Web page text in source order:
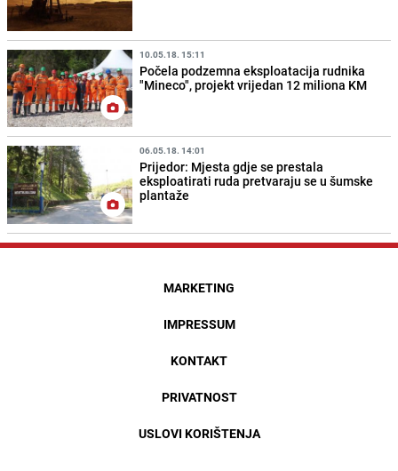
10.05.18. 15:11
Počela podzemna eksploatacija rudnika
"Mineco", projekt vrijedan 12 miliona KM
06.05.18. 14:01
Prijedor: Mjesta gdje se prestala
eksploatirati ruda pretvaraju se u šumske
plantaže
MARKETING
IMPRESSUM
KONTAKT
PRIVATNOST
USLOVI KORIŠTENJA